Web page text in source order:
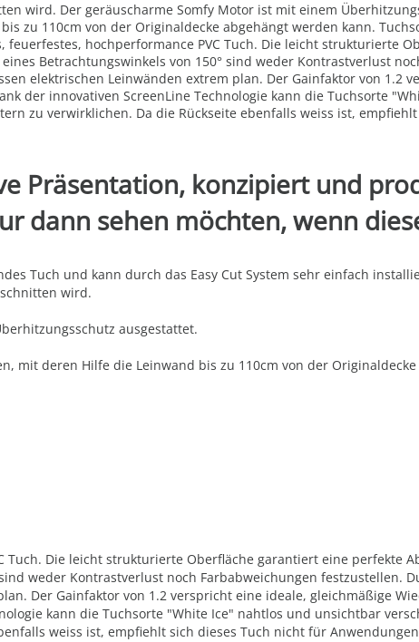
wird. Der geräuscharme Somfy Motor ist mit einem
zu 110cm von der Originaldecke abgehängt werden kann.
feuerfestes, hochperformance PVC Tuch. Die leicht strukturierte
Betrachtungswinkels von 150° sind weder Kontrastverlust
elektrischen Leinwänden extrem plan. Der Gainfaktor von 1.2
der innovativen ScreenLine Technologie kann die Tuchsorte
zu verwirklichen. Da die Rückseite ebenfalls weiss ist,
Präsentation, konzipiert und
dann sehen möchten, wenn
Tuch und kann durch das Easy Cut System sehr einfach
wird.
ausgestattet.
mit deren Hilfe die Leinwand bis zu 110cm von der
Tuch. Die leicht strukturierte Oberfläche garantiert eine perfekte
weder Kontrastverlust noch Farbabweichungen festzustellen.
Der Gainfaktor von 1.2 verspricht eine ideale, gleichmäßige
kann die Tuchsorte "White Ice" nahtlos und unsichtbar
weiss ist, empfiehlt sich dieses Tuch nicht für